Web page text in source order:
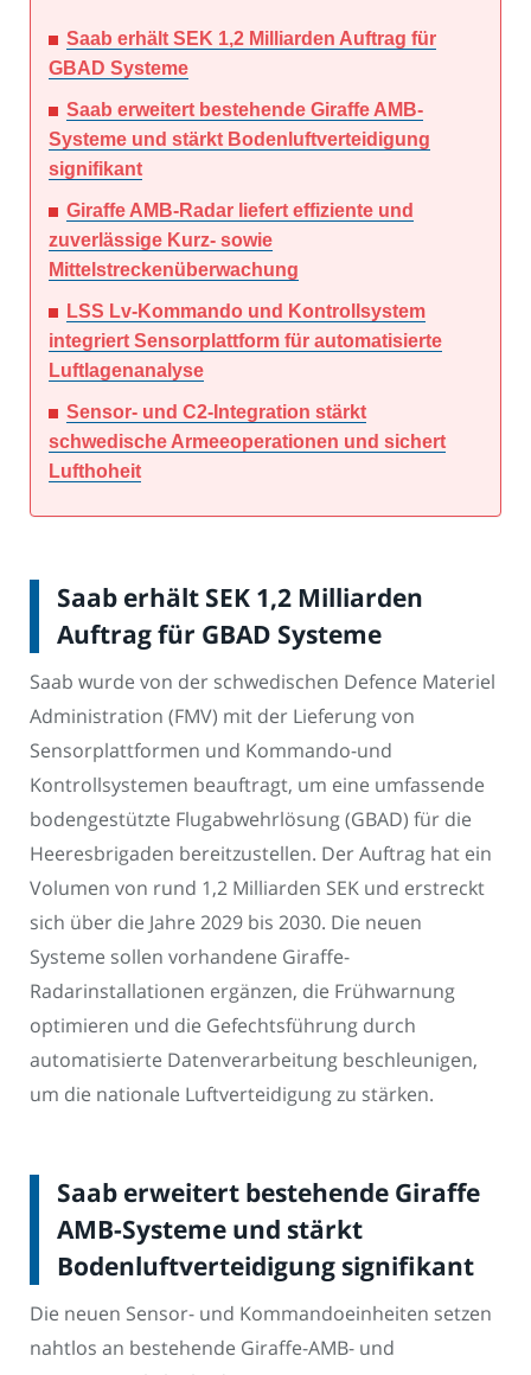
Saab erhält SEK 1,2 Milliarden Auftrag für
GBAD Systeme
Saab erweitert bestehende Giraffe AMB-
Systeme und stärkt Bodenluftverteidigung
signifikant
Giraffe AMB-Radar liefert effiziente und
zuverlässige Kurz- sowie
Mittelstreckenüberwachung
LSS Lv-Kommando und Kontrollsystem
integriert Sensorplattform für automatisierte
Luftlagenanalyse
Sensor- und C2-Integration stärkt
schwedische Armeeoperationen und sichert
Lufthoheit
Saab erhält SEK 1,2 Milliarden
Auftrag für GBAD Systeme
Saab wurde von der schwedischen Defence Materiel
Administration (FMV) mit der Lieferung von
Sensorplattformen und Kommando-und
Kontrollsystemen beauftragt, um eine umfassende
bodengestützte Flugabwehrlösung (GBAD) für die
Heeresbrigaden bereitzustellen. Der Auftrag hat ein
Volumen von rund 1,2 Milliarden SEK und erstreckt
sich über die Jahre 2029 bis 2030. Die neuen
Systeme sollen vorhandene Giraffe-
Radarinstallationen ergänzen, die Frühwarnung
optimieren und die Gefechtsführung durch
automatisierte Datenverarbeitung beschleunigen,
um die nationale Luftverteidigung zu stärken.
Saab erweitert bestehende Giraffe
AMB-Systeme und stärkt
Bodenluftverteidigung signifikant
Die neuen Sensor- und Kommandoeinheiten setzen
nahtlos an bestehende Giraffe-AMB- und